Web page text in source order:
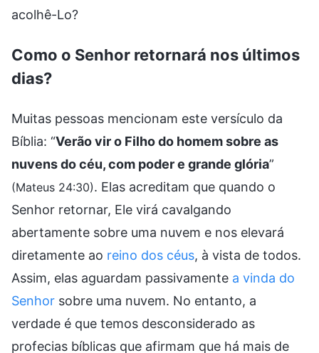
acolhê-Lo?
Como o Senhor retornará nos últimos
dias?
Muitas pessoas mencionam este versículo da
Bíblia: “Verão vir o Filho do homem sobre as
nuvens do céu, com poder e grande glória”
(Mateus 24:30). Elas acreditam que quando o
Senhor retornar, Ele virá cavalgando
abertamente sobre uma nuvem e nos elevará
diretamente ao reino dos céus, à vista de todos.
Assim, elas aguardam passivamente a vinda do
Senhor sobre uma nuvem. No entanto, a
verdade é que temos desconsiderado as
profecias bíblicas que afirmam que há mais de